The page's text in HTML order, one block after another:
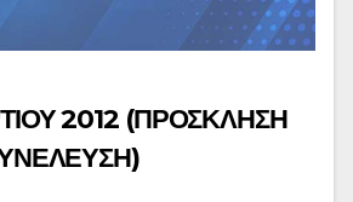
2012 (ΠΡΟΣΚΛΗΣΗ